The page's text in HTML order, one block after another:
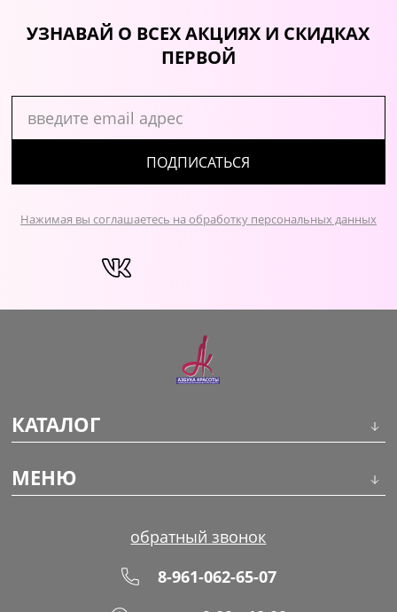
УЗНАВАЙ О ВСЕХ АКЦИЯХ И СКИДКАХ
ПЕРВОЙ
ПОДПИСАТЬСЯ
Нажимая вы соглашаетесь на обработку персональных данных
КАТАЛОГ
Макияж
МЕНЮ
обратный звонок
8-961-062-65-07